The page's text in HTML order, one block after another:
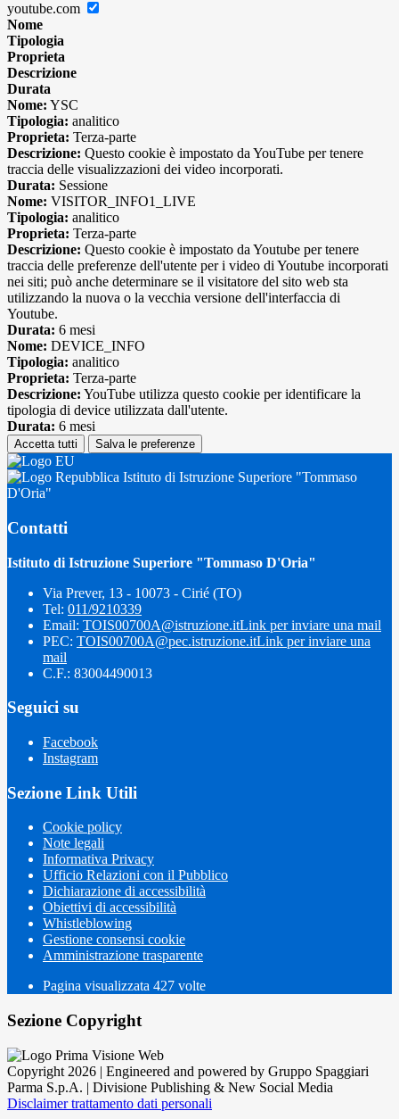
youtube.com
Nome
Tipologia
Proprieta
Descrizione
Durata
Nome: YSC
Tipologia: analitico
Proprieta: Terza-parte
Descrizione: Questo cookie è impostato da YouTube per tenere
traccia delle visualizzazioni dei video incorporati.
Durata: Sessione
Nome: VISITOR_INFO1_LIVE
Tipologia: analitico
Proprieta: Terza-parte
Descrizione: Questo cookie è impostato da Youtube per tenere
traccia delle preferenze dell'utente per i video di Youtube incorporati
nei siti; può anche determinare se il visitatore del sito web sta
utilizzando la nuova o la vecchia versione dell'interfaccia di
Youtube.
Durata: 6 mesi
Nome: DEVICE_INFO
Tipologia: analitico
Proprieta: Terza-parte
Descrizione: YouTube utilizza questo cookie per identificare la
tipologia di device utilizzata dall'utente.
Durata: 6 mesi
Accetta tutti Salva le preferenze
Istituto di Istruzione Superiore "Tommaso
D'Oria"
Contatti
Istituto di Istruzione Superiore "Tommaso D'Oria"
Via Prever, 13 - 10073 - Cirié (TO)
Tel: 011/9210339
Email: TOIS00700A@istruzione.itLink per inviare una mail
PEC: TOIS00700A@pec.istruzione.itLink per inviare una
mail
C.F.: 83004490013
Seguici su
Facebook
Instagram
Sezione Link Utili
Cookie policy
Note legali
Informativa Privacy
Ufficio Relazioni con il Pubblico
Dichiarazione di accessibilità
Obiettivi di accessibilità
Whistleblowing
Gestione consensi cookie
Amministrazione trasparente
Pagina visualizzata 427 volte
Sezione Copyright
Copyright 2026 | Engineered and powered by Gruppo Spaggiari
Parma S.p.A. | Divisione Publishing & New Social Media
Disclaimer trattamento dati personali